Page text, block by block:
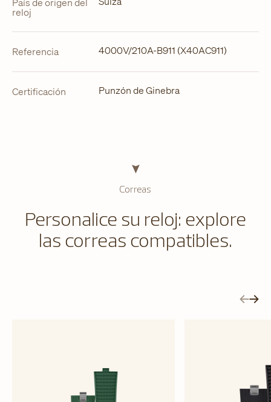
reloj
Referencia 4000V/210A-B911 (X40AC911)
Certificación Punzón de Ginebra
Correas
Personalice su reloj: explore
las correas compatibles.